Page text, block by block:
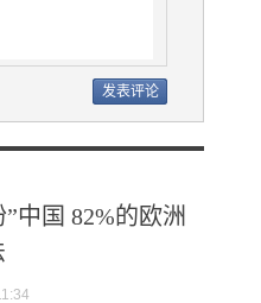
中国 82%的欧洲